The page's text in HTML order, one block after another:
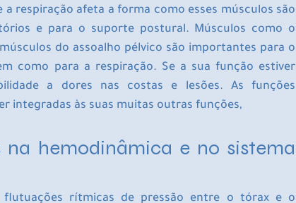
respiração afeta a forma como esses músculos são
e para o suporte postural. Músculos como o
do assoalho pélvico são importantes para o
como para a respiração. Se a sua função estiver
a dores nas costas e lesões. As funções
integradas às suas muitas outras funções,
hemodinâmica e no sistema
rítmicas de pressão entre o tórax e o